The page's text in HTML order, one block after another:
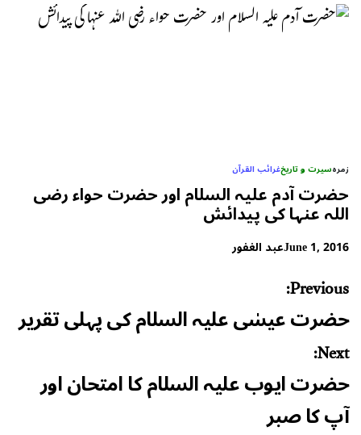
زمرہسیرت و تاریخغرائب القرآن
حضرت آدم علیہ السلام اور حضرت حواء رضی
اللہ عنہا کی پیدائش
June 1, 2016عبد الغفور
Post
navigation
Previous:
حضرت عیسٰی علیہ السلام کی پہلی تقریر
Next:
حضرت ایوب علیہ السلام کا امتحان اور
آپ کا صبر